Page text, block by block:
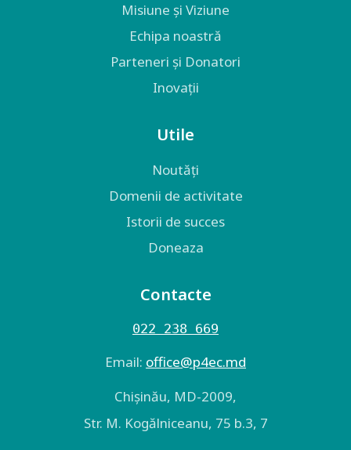
Misiune și Viziune
Echipa noastră
Parteneri și Donatori
Inovații
Utile
Noutăți
Domenii de activitate
Istorii de succes
Doneaza
Contacte
022 238 669
Email: оffice@p4ec.md
Chişinău, MD-2009,
Str. M. Kogălniceanu, 75 b.3, 7